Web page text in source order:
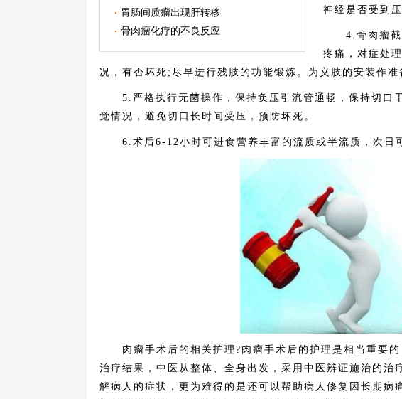
胃肠间质瘤出现肝转移
骨肉瘤化疗的不良反应
神经是否受到
4.骨肉瘤截肢
疼痛，对症处
况，有否坏死;尽早进行残肢的功能锻炼。为义肢的安装作准
5.严格执行无菌操作，保持负压引流管通畅，保持切口
觉情况，避免切口长时间受压，预防坏死。
6.术后6-12小时可进食营养丰富的流质或半流质，次日可
肉瘤手术后的相关护理?肉瘤手术后的护理是相当重要的
治疗结果，中医从整体、全身出发，采用中医辨证施治的治
解病人的症状，更为难得的是还可以帮助病人修复因长期病